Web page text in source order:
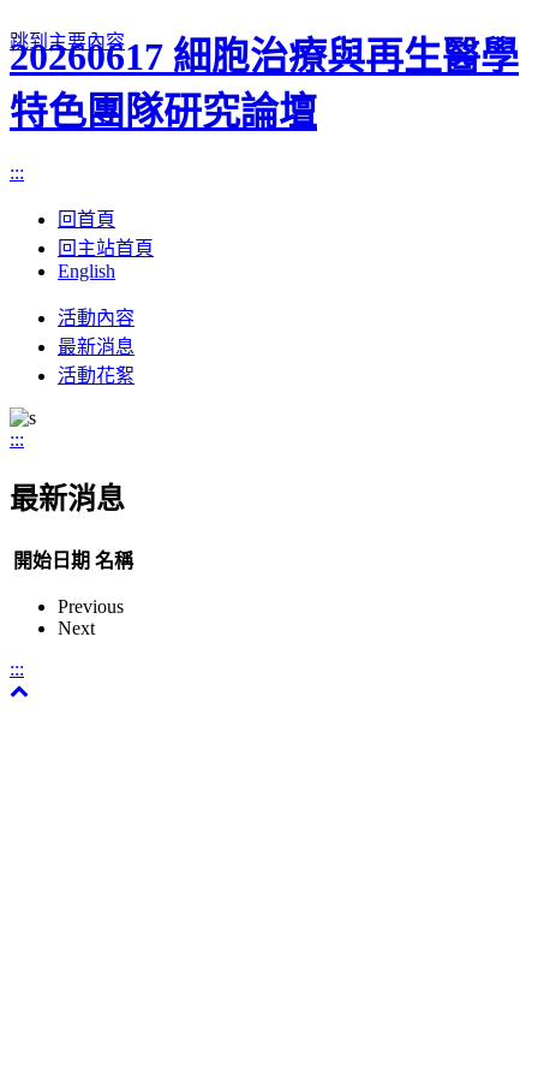
跳到主要內容
20260617 細胞治療與再生醫學
特色團隊研究論壇
:::
回首頁
回主站首頁
English
Toggle
navigation
活動內容
最新消息
活動花絮
:::
最新消息
開始日期 名稱
Previous
Next
:::